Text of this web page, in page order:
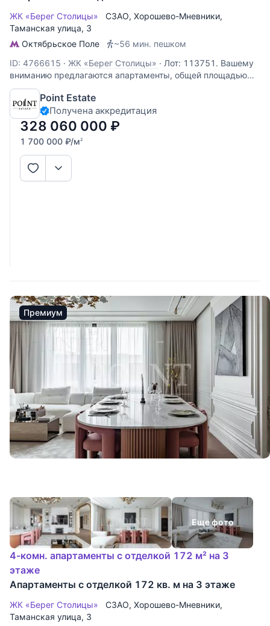
ЖК «Берег Столицы» СЗАО, Хорошево-Мневники,
Таманская улица, 3
Октябрьское Поле
~56 мин. пешком
ID: 4766615 · ЖК «Берег Столицы» · Лот: 113751. Вашему
вниманию предлагаются апартаменты, общей площадью
193 м2. Просторная планировка включает в себя уютную
гостиную, столовую, спальню с гардеробной и санузлом, 2
спальни с собственными санузлами, кухню, гостевой
санузел и балкон. На
Point Estate
Получена аккредитация
328 060 000 ₽
1 700 000 ₽/м2
Премиум
Еще фото
4-комн. апартаменты с отделкой 172 м² на 3
этаже
Апартаменты с отделкой 172 кв. м на 3 этаже
ЖК «Берег Столицы» СЗАО, Хорошево-Мневники,
Таманская улица, 3